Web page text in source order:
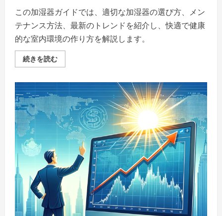
い
この加湿器ガイドでは、適切な加湿器の選び方、メン
テナンス方法、最新のトレンドを紹介し、快適で健康
的な室内環境の作り方を解説します。
続きを読む加
湿
全
て：
快
適
な
室
内
へ
の
キ
ー
プ
レ
ー
ヤ
ー
の